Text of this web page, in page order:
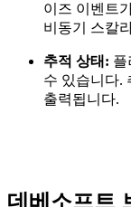
이즈 이벤트
비동기 스칼
추적 상태: 플
수 있습니다.
출력됩니다.
데베소프트